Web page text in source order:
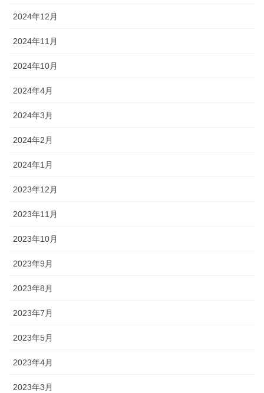
2024年12月
2024年11月
2024年10月
2024年4月
2024年3月
2024年2月
2024年1月
2023年12月
2023年11月
2023年10月
2023年9月
2023年8月
2023年7月
2023年5月
2023年4月
2023年3月